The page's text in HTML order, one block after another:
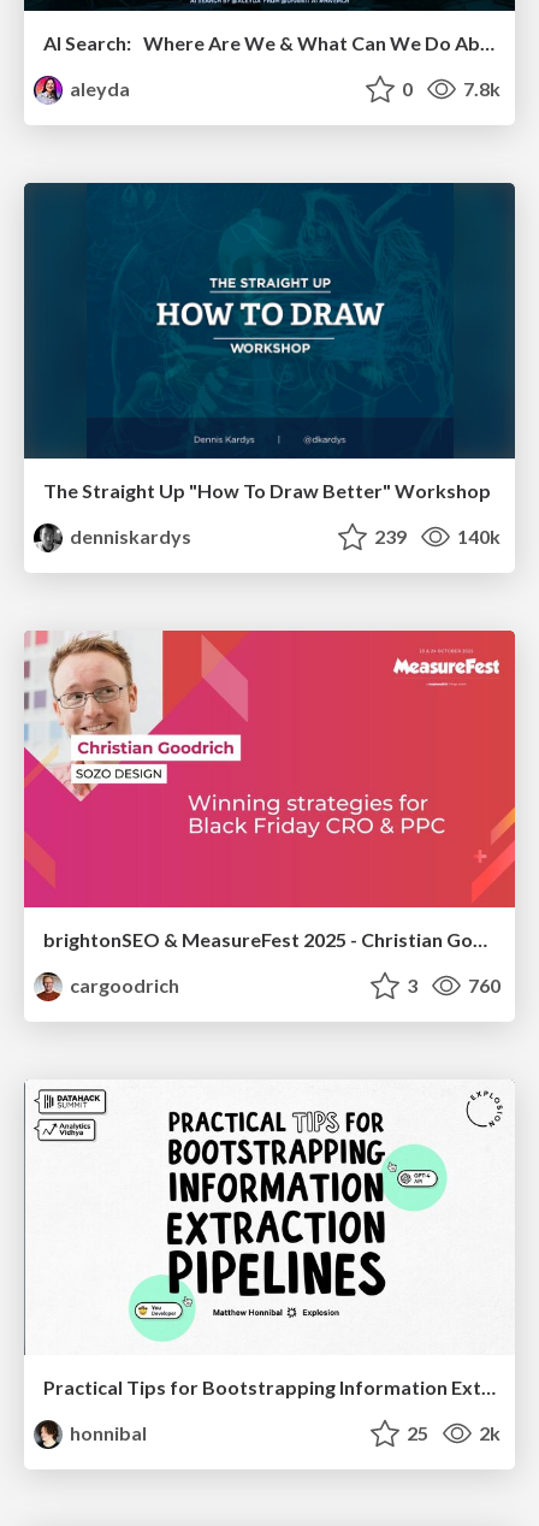
AI Search: Where Are We & What Can We Do About It?
aleyda
0 7.8k
The Straight Up "How To Draw Better" Workshop
denniskardys
239 140k
cargoodrich
3 760
Practical Tips for Bootstrapping Information Extraction Pipelines
honnibal
25 2k